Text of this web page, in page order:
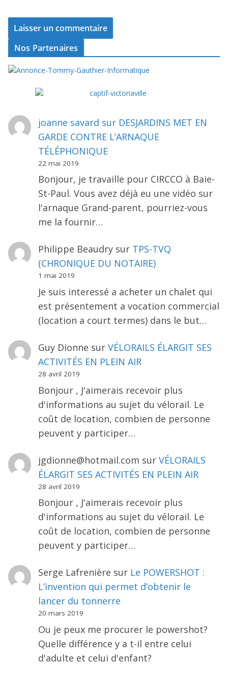
Nos Partenaires
joanne savard sur DESJARDINS MET EN
GARDE CONTRE L’ARNAQUE
TÉLÉPHONIQUE
22 mai 2019
Bonjour, je travaille pour CIRCCO à Baie-
St-Paul. Vous avez déjà eu une vidéo sur
l'arnaque Grand-parent, pourriez-vous
me la fournir…
Philippe Beaudrysur TPS-TVQ
(CHRONIQUE DU NOTAIRE)
1 mai 2019
Je suis interessé a acheter un chalet qui
est présentement a vocation commercial
(location a court termes) dans le but…
Guy Dionne sur VÉLORAILS ÉLARGIT SES
ACTIVITÉS EN PLEIN AIR
28 avril 2019
Bonjour , J'aimerais recevoir plus
d'informations au sujet du vélorail. Le
coût de location, combien de personne
peuvent y participer…
jgdionne@hotmail.com sur VÉLORAILS
ÉLARGIT SES ACTIVITÉS EN PLEIN AIR
28 avril 2019
Bonjour , J'aimerais recevoir plus
d'informations au sujet du vélorail. Le
coût de location, combien de personne
peuvent y participer…
Serge Lafrenière sur Le POWERSHOT :
L’invention qui permet d’obtenir le
lancer du tonnerre
20 mars 2019
Ou je peux me procurer le powershot?
Quelle différence y a t-il entre celui
d'adulte et celui d'enfant?